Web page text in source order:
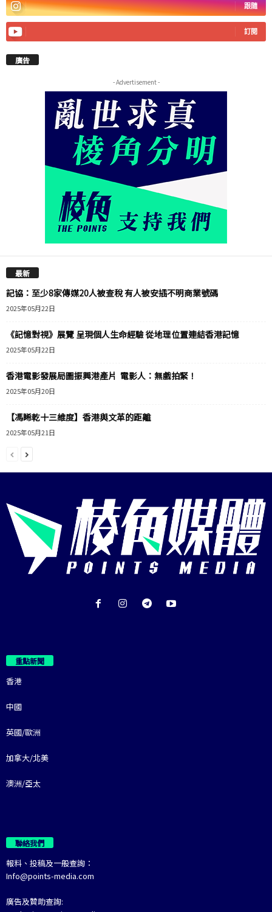
跟隨
訂閱
廣告
- Advertisement -
最新
記協：至少8家傳媒20人被查稅 有人被安插不明商業號碼
2025年05月22日
《記憶對視》展覽 呈現個人生命經驗 從地理位置連結香港記憶
2025年05月22日
香港電影發展局圖振興港產片 電影人：無戲拍緊！
2025年05月20日
【馮睎乾十三維度】香港與文革的距離
2025年05月21日
重點新聞
香港
中國
英國/歐洲
加拿大/北美
澳洲/亞太
聯絡我們
報料、投稿及一般查詢：
Info@points-media.com
廣告及贊助查詢: